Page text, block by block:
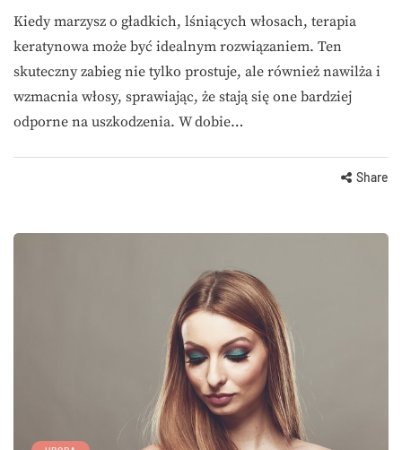
Kiedy marzysz o gładkich, lśniących włosach, terapia
keratynowa może być idealnym rozwiązaniem. Ten
skuteczny zabieg nie tylko prostuje, ale również nawilża i
wzmacnia włosy, sprawiając, że stają się one bardziej
odporne na uszkodzenia. W dobie…
Share